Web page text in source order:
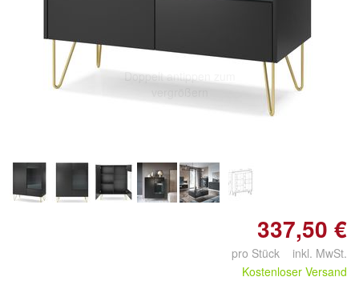
Doppelt antippen zum
337,50 €
pro Stück inkl. MwSt.
Kostenloser Versand